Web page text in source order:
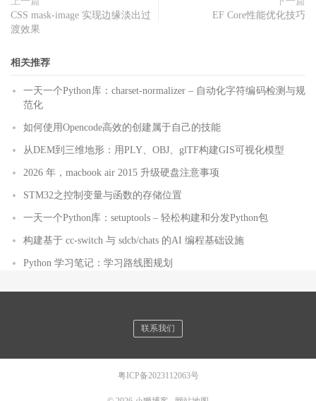
CSS mask-image 实现边缘淡出过
渡效果
EF Core性能优化技巧
相关推荐
一天一个Python库：charset-normalizer – 自动化字符编码检测与规
范化
如何使用Opencode高效的创建属于自己的技能
从DEM到三维地形：用PLY、OBJ、glTF构建GIS可视化模型
2026 年，macbook air 2015 升级硬盘注意事项
STM32之控制变量与函数的存储位置
一天一个Python库：setuptools – 轻松构建和分发Python包
构建基于 cc-switch 与 sdcb/chats 的AI 编程基础设施
Python 学习笔记：学习路线图规划
联系我们
粤ICP备2023112063号